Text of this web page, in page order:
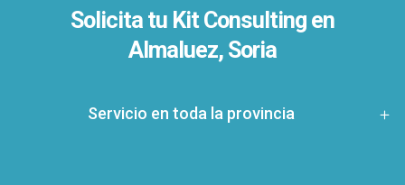
Solicita tu Kit Consulting en
Almaluez, Soria
Servicio en toda la provincia